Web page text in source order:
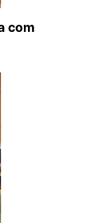
com